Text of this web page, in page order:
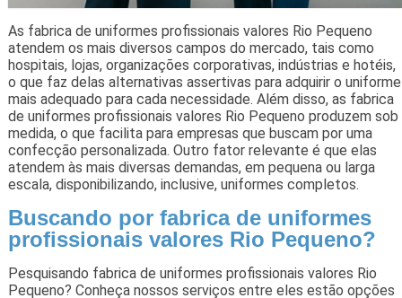
As fabrica de uniformes profissionais valores Rio Pequeno
atendem os mais diversos campos do mercado, tais como
hospitais, lojas, organizações corporativas, indústrias e hotéis,
o que faz delas alternativas assertivas para adquirir o uniforme
mais adequado para cada necessidade. Além disso, as fabrica
de uniformes profissionais valores Rio Pequeno produzem sob
medida, o que facilita para empresas que buscam por uma
confecção personalizada. Outro fator relevante é que elas
atendem às mais diversas demandas, em pequena ou larga
escala, disponibilizando, inclusive, uniformes completos.
Buscando por fabrica de uniformes
profissionais valores Rio Pequeno?
Pesquisando fabrica de uniformes profissionais valores Rio
Pequeno? Conheça nossos serviços entre eles estão opções